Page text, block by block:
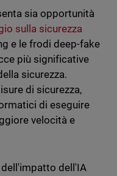
sia opportunità
sulla sicurezza
e le frodi deep-fake
più significative
sicurezza.
di sicurezza,
di eseguire
velocità e
dell'IA